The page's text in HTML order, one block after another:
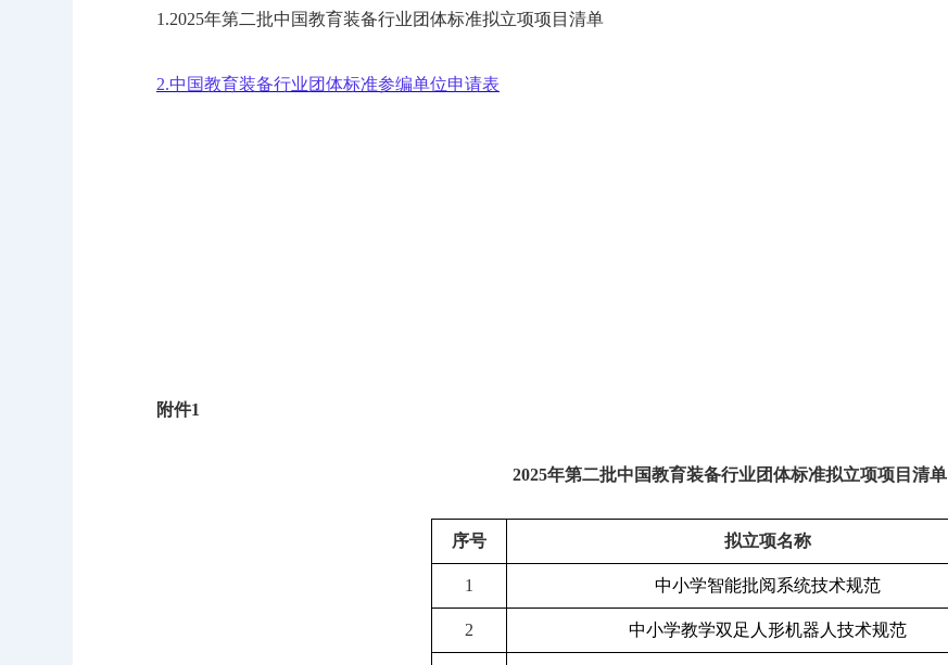
1.2025年第二批中国教育装备行业团体标准拟立项项目清单
2.中国教育装备行业团体标准参编单位申请表
附件1
2025年第二批中国教育装备行业团体标准拟立项项目清单
序号 拟立项名称
1 中小学智能批阅系统技术规范
2 中小学教学双足人形机器人技术规范